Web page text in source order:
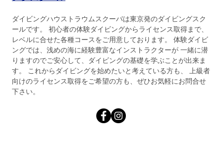
ダイビングハウストラウムスクーバは東京発のダイビングスク
ールです。 初心者の体験ダイビングからライセンス取得まで、
レベルに合せた各種コースをご用意しております。 体験ダイビ
ングでは、浅めの海に経験豊富なインストラクターが 一緒に潜
りますのでご安心して、ダイビングの基礎を学ぶことが出来ま
す。 これからダイビングを始めたいと考えている方も、 上級者
向けのライセンス取得をご希望の方も、ぜひお気軽にお問合せ
下さい。